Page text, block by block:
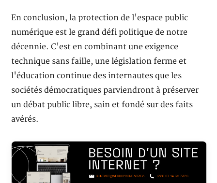
En conclusion, la protection de l'espace public
numérique est le grand défi politique de notre
décennie. C'est en combinant une exigence
technique sans faille, une législation ferme et
l'éducation continue des internautes que les
sociétés démocratiques parviendront à préserver
un débat public libre, sain et fondé sur des faits
avérés.